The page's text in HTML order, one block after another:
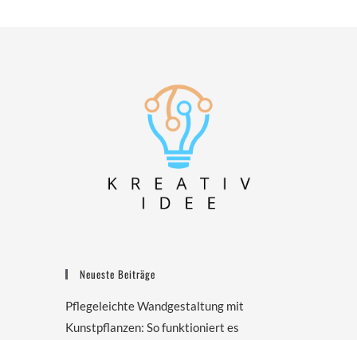
Neueste Beiträge
Pflegeleichte Wandgestaltung mit
Kunstpflanzen: So funktioniert es